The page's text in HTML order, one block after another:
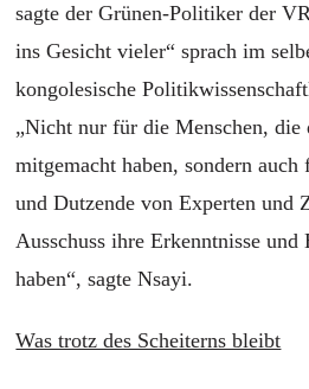
sagte der Grünen-Politiker der
ins Gesicht vieler“ sprach im
kongolesische
„Nicht nur für die Menschen,
mitgemacht haben, sondern
und Dutzende von Experten und
Ausschuss ihre Erkenntnisse
haben“, sagte Nsayi.
Was trotz des Scheiterns bleibt